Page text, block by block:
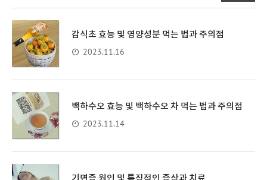
감식초 효능 및 영양성분 먹는 법과 주의점
2023.11.16
백하수오 효능 및 백하수오 차 먹는 법과 주의점
2023.11.14